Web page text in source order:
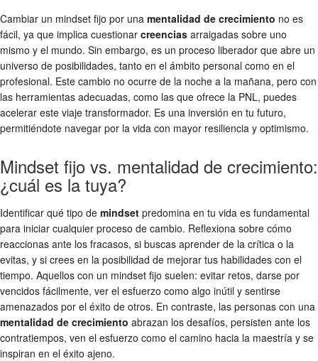
Cambiar un mindset fijo por una mentalidad de crecimiento no es
fácil, ya que implica cuestionar creencias arraigadas sobre uno
mismo y el mundo. Sin embargo, es un proceso liberador que abre un
universo de posibilidades, tanto en el ámbito personal como en el
profesional. Este cambio no ocurre de la noche a la mañana, pero con
las herramientas adecuadas, como las que ofrece la PNL, puedes
acelerar este viaje transformador. Es una inversión en tu futuro,
permitiéndote navegar por la vida con mayor resiliencia y optimismo.
Mindset fijo vs. mentalidad de crecimiento:
¿cuál es la tuya?
Identificar qué tipo de mindset predomina en tu vida es fundamental
para iniciar cualquier proceso de cambio. Reflexiona sobre cómo
reaccionas ante los fracasos, si buscas aprender de la crítica o la
evitas, y si crees en la posibilidad de mejorar tus habilidades con el
tiempo. Aquellos con un mindset fijo suelen: evitar retos, darse por
vencidos fácilmente, ver el esfuerzo como algo inútil y sentirse
amenazados por el éxito de otros. En contraste, las personas con una
mentalidad de crecimiento abrazan los desafíos, persisten ante los
contratiempos, ven el esfuerzo como el camino hacia la maestría y se
inspiran en el éxito ajeno.